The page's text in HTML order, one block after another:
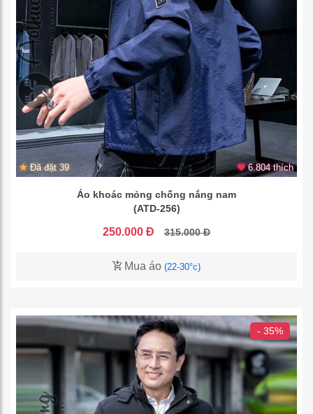
Đã đặt 39 6.804 thích
Áo khoác mỏng chống nắng nam
(ATD-256)
250.000 Đ 315.000 Đ
Mua áo (22-30°c)
- 35%